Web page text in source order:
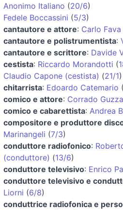
Anonimo Italiano (20/6)
Fedele Boccassini (5/3)
cantautore e attore: Carlo Fava
cantautore e polistrumentista:
cantautore e scrittore: Davide
cestista: Riccardo Morandotti (
Claudio Capone (cestista) (21/1)
chitarrista: Edoardo Catemario (
comico e attore: Corrado
comico e cabarettista: Andrea
compositore e produttore
Marinangeli (7/3)
conduttore radiofonico:
(conduttore) (13/6)
conduttore televisivo: Enrico
conduttore televisivo e
Liorni (6/8)
conduttrice radiofonica e